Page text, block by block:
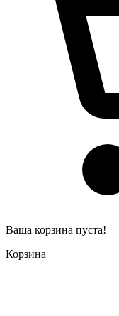
Ваша корзина пуста!
Корзина